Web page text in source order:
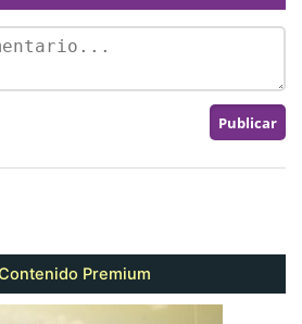
Premium